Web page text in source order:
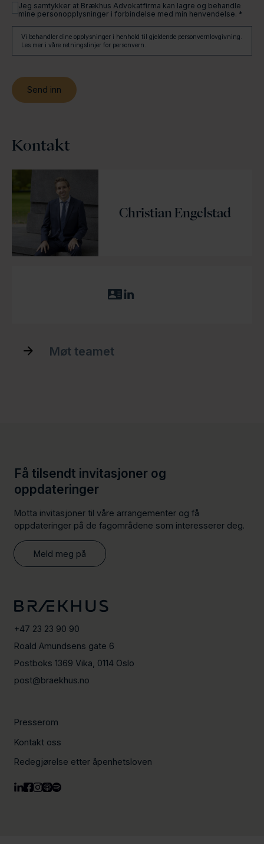
Jeg samtykker at Brækhus Advokatfirma kan lagre og behandle
mine personopplysninger i forbindelse med min henvendelse. *
Vi behandler dine opplysninger i henhold til gjeldende personvernlovgivning.
Les mer i våre retningslinjer for personvern.
Kontakt
Christian Engelstad
L
e
L
e
Møt teamet
Få tilsendt invitasjoner og
oppdateringer
Motta invitasjoner til våre arrangementer og få
oppdateringer på de fagområdene som interesserer deg.
Meld meg på
+47 23 23 90 90
Roald Amundsens gate 6
Postboks 1369 Vika, 0114 Oslo
post@braekhus.no
Presserom
Kontakt oss
Redegjørelse etter åpenhetsloven